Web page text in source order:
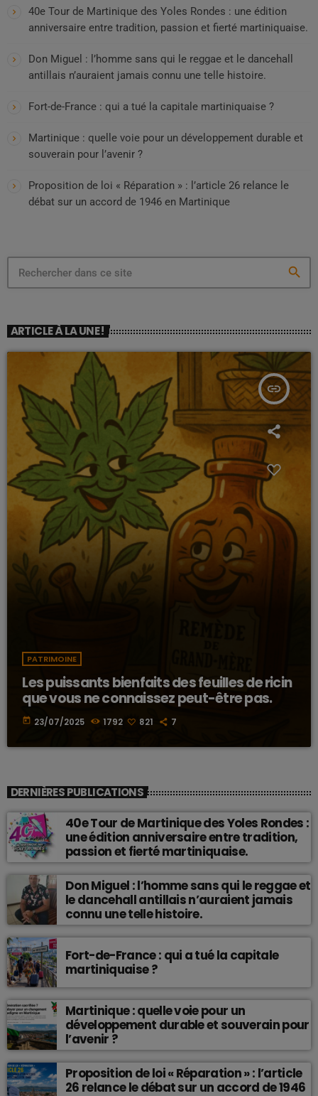
40e Tour de Martinique des Yoles Rondes : une édition
anniversaire entre tradition, passion et fierté martiniquaise.
Don Miguel : l’homme sans qui le reggae et le dancehall
antillais n’auraient jamais connu une telle histoire.
Fort-de-France : qui a tué la capitale martiniquaise ?
Martinique : quelle voie pour un développement durable et
souverain pour l’avenir ?
Proposition de loi « Réparation » : l’article 26 relance le
débat sur un accord de 1946 en Martinique
search
ARTICLE À LA UNE !
insert_link
PATRIMOINE
Les puissants bienfaits des feuilles de ricin
que vous ne connaissez peut-être pas.
today 23/07/2025 1792 821 7
DERNIÈRES PUBLICATIONS
40e Tour de Martinique des Yoles Rondes :
une édition anniversaire entre tradition,
passion et fierté martiniquaise.
Don Miguel : l’homme sans qui le reggae et
le dancehall antillais n’auraient jamais
connu une telle histoire.
Fort-de-France : qui a tué la capitale
martiniquaise ?
Martinique : quelle voie pour un
développement durable et souverain pour
l’avenir ?
Proposition de loi « Réparation » : l’article
26 relance le débat sur un accord de 1946